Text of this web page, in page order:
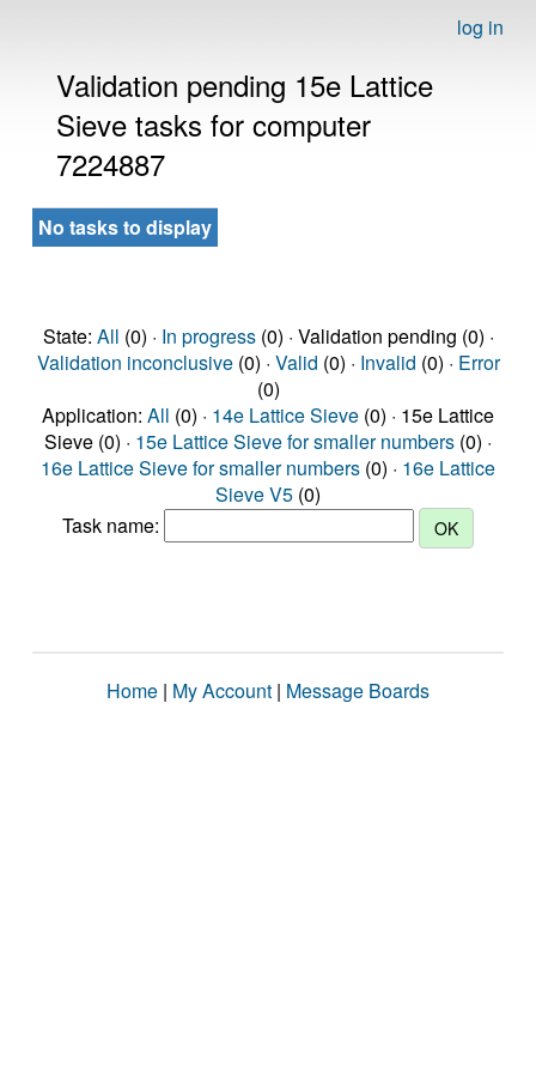
log in
Validation pending 15e Lattice
Sieve tasks for computer
7224887
No tasks to display
State: All (0) · In progress(0) · Validation pending (0) ·
Validation inconclusive(0) · Valid (0) · Invalid (0) · Error
(0)
Application: All (0) · 14e Lattice Sieve (0) · 15e Lattice
Sieve (0) · 15e Lattice Sieve for smaller numbers (0) ·
16e Lattice Sieve for smaller numbers (0) · 16e Lattice
Sieve V5 (0)
Task name:
Home | My Account | Message Boards